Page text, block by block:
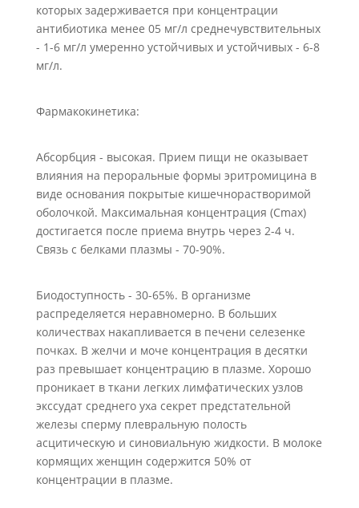
которых задерживается при концентрации
антибиотика менее 05 мг/л среднечувствительных
- 1-6 мг/л умеренно устойчивых и устойчивых - 6-8
мг/л.
Фармакокинетика:
Абсорбция - высокая. Прием пищи не оказывает
влияния на пероральные формы эритромицина в
виде основания покрытые кишечнорастворимой
оболочкой. Максимальная концентрация (Сmах)
достигается после приема внутрь через 2-4 ч.
Связь с белками плазмы - 70-90%.
Биодоступность - 30-65%. В организме
распределяется неравномерно. В больших
количествах накапливается в печени селезенке
почках. В желчи и моче концентрация в десятки
раз превышает концентрацию в плазме. Хорошо
проникает в ткани легких лимфатических узлов
экссудат среднего уха секрет предстательной
железы сперму плевральную полость
асцитическую и синовиальную жидкости. В молоке
кормящих женщин содержится 50% от
концентрации в плазме.